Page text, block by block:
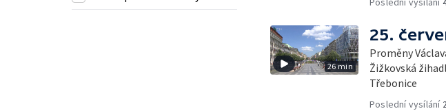
26 min
25.
Proměny
Žižkovská
Třebonice
Poslední vysílání